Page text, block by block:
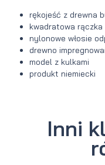
rękojeść z drewna
kwadratowa rączka
nylonowe włosie
drewno
model z kulkami
produkt niemiecki
Inni